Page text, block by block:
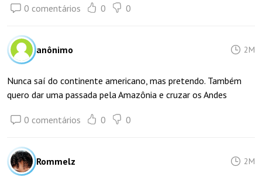
0 comentários 0 0
anônimo 2M
Nunca saí do continente americano, mas pretendo. Também
quero dar uma passada pela Amazônia e cruzar os Andes
0 comentários 0 0
Rommelz 2M